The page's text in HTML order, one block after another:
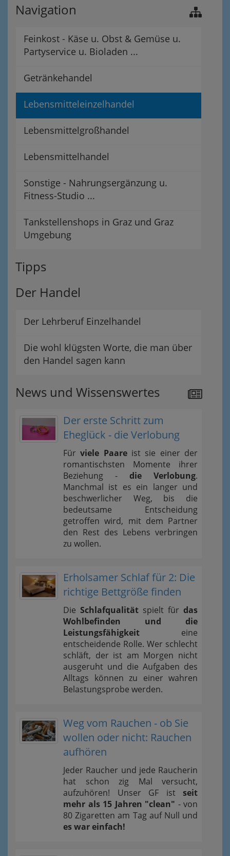
Navigation
Feinkost - Käse u. Obst & Gemüse u.
Partyservice u. Bioladen ...
Getränkehandel
Lebensmitteleinzelhandel
Lebensmittelgroßhandel
Lebensmittelhandel
Sonstige - Nahrungsergänzung u.
Fitness-Studio ...
Tankstellenshops in Graz und Graz
Umgebung
Tipps
Der Handel
Der Lehrberuf Einzelhandel
Die wohl klügsten Worte, die man über
den Handel sagen kann
News und Wissenswertes
Der erste Schritt zum
Eheglück - die Verlobung
Fürviele Paareist sie einer der
romantischsten Momente ihrer
Beziehung - die Verlobung.
Manchmal ist es ein langer und
beschwerlicher Weg, bis die
bedeutsame Entscheidung
getroffen wird, mit dem Partner
den Rest des Lebens verbringen
zu wollen.
Erholsamer Schlaf für 2: Die
richtige Bettgröße finden
Die Schlafqualität spielt für das
Wohlbefinden und die
Leistungsfähigkeit eine
entscheidende Rolle. Wer schlecht
schläft, der ist am Morgen nicht
ausgeruht und die Aufgaben des
Alltags können zu einer wahren
Belastungsprobe werden.
Weg vom Rauchen - ob Sie
wollen oder nicht: Rauchen
aufhören
Jeder Raucher und jede Raucherin
hat schon zig Mal versucht,
aufzuhören! Unser GF ist seit
mehr als 15 Jahren "clean" - von
80 Zigaretten am Tag auf Null und
es war einfach!